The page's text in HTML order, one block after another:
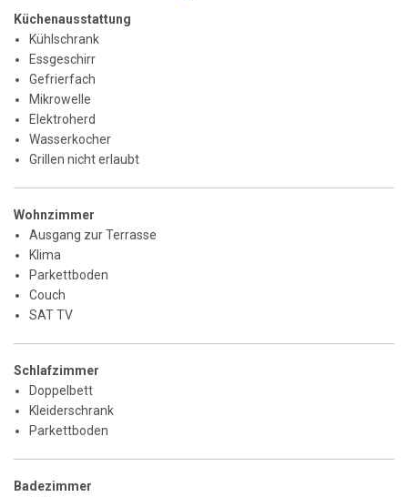
Küchenausstattung
Kühlschrank
Essgeschirr
Gefrierfach
Mikrowelle
Elektroherd
Wasserkocher
Grillen nicht erlaubt
Wohnzimmer
Ausgang zur Terrasse
Klima
Parkettboden
Couch
SAT TV
Schlafzimmer
Doppelbett
Kleiderschrank
Parkettboden
Badezimmer